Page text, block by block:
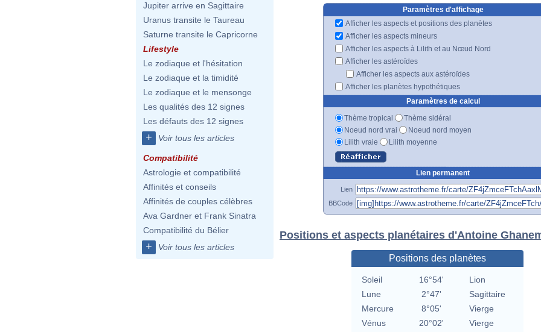
Jupiter arrive en Sagittaire
Uranus transite le Taureau
Saturne transite le Capricorne
Lifestyle
Le zodiaque et l'hésitation
Le zodiaque et la timidité
Le zodiaque et le mensonge
Les qualités des 12 signes
Les défauts des 12 signes
+ Voir tous les articles
Compatibilité
Astrologie et compatibilité
Affinités et conseils
Affinités de couples célèbres
Ava Gardner et Frank Sinatra
Compatibilité du Bélier
+ Voir tous les articles
Paramètres d'affichage
Afficher les aspects et positions des planètes
Afficher les aspects mineurs
Afficher les aspects à Lilith et au Nœud Nord
Afficher les astéroïdes
Afficher les aspects aux astéroïdes
Afficher les planètes hypothétiques
Paramètres de calcul
Thème tropical
Thème sidéral
Noeud nord vrai
Noeud nord moyen
Lilith vraie
Lilith moyenne
Lien permanent
Lien
BBCode
Positions et aspects planétaires d'Antoine
Positions des planètes
Soleil 16°54'
Lion
Lune
2°47'
Sagittaire
Mercure
8°05'
Vierge
Vénus
20°02'
Vierge